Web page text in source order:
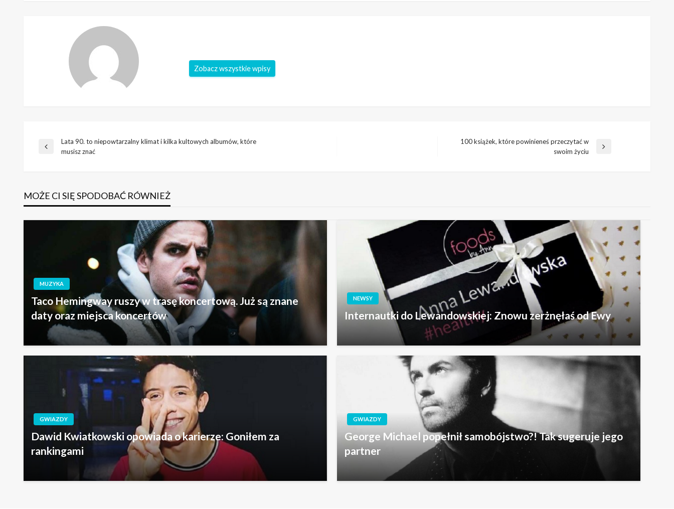
Zobacz wszystkie wpisy
Nawigacja
Poprzedni
Lata 90. to niepowtarzalny klimat i kilka kultowych albumów, które
musisz znać
100 książek, które powinieneś przeczytać w
swoim życiu
MOŻE CI SIĘ SPODOBAĆ RÓWNIEŻ
MUZYKA
Taco Hemingway ruszy w trasę koncertową. Już są znane
daty oraz miejsca koncertów
NEWSY
Internautki do Lewandowskiej: Znowu zerżnęłaś od Ewy
GWIAZDY
Dawid Kwiatkowski opowiada o karierze: Goniłem za
rankingami
GWIAZDY
George Michael popełnił samobójstwo?! Tak sugeruje jego
partner